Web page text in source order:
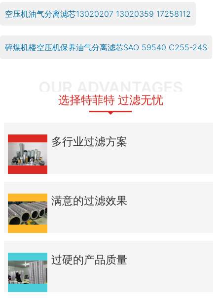
空压机油气分离滤芯13020207 13020359 17258112
碎煤机楼空压机保养油气分离滤芯SAO 59540 C255-24S
选择特菲特 过滤无忧
多行业过滤方案
满意的过滤效果
过硬的产品质量